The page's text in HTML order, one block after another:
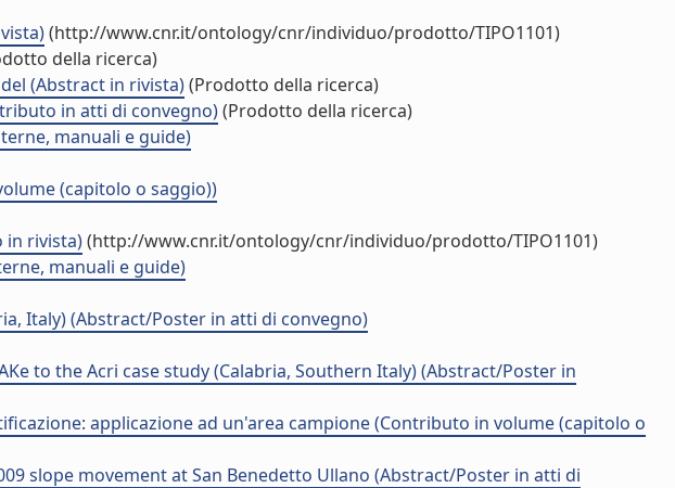
(http://www.cnr.it/ontology/cnr/individuo/prodotto/TIPO1101)
della ricerca)
(Abstract in rivista)(Prodotto della ricerca)
in atti di convegno)(Prodotto della ricerca)
manuali e guide)
(capitolo o saggio))
in rivista)(http://www.cnr.it/ontology/cnr/individuo/prodotto/TIPO1101)
manuali e guide)
Italy) (Abstract/Poster in atti di convegno)
to the Acri case study (Calabria, Southern Italy) (Abstract/Poster in
applicazione ad un'area campione (Contributo in volume (capitolo o
slope movement at San Benedetto Ullano (Abstract/Poster in atti di